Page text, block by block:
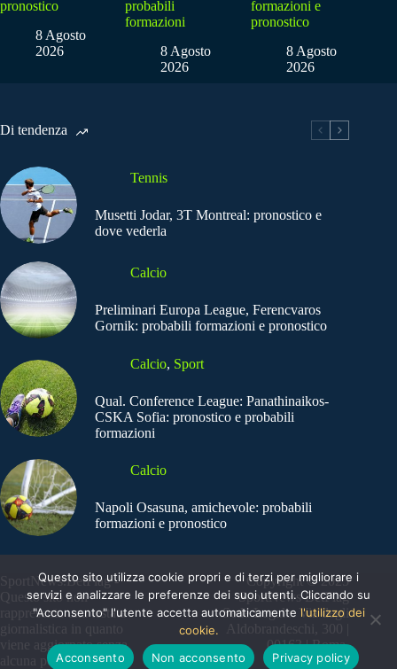
pronostico
8 Agosto
2026
probabili
formazioni
8 Agosto
2026
formazioni e
pronostico
8 Agosto
2026
Di tendenza
Tennis
Musetti Jodar, 3T Montreal: pronostico e
dove vederla
Calcio
Preliminari Europa League, Ferencvaros
Gornik: probabili formazioni e pronostico
Calcio, Sport
Qual. Conference League: Panathinaikos-
CSKA Sofia: pronostico e probabili
formazioni
Calcio
Napoli Osasuna, amichevole: probabili
formazioni e pronostico
SportNews.BetFlag -
Questo sito non
rappresenta una testata
giornalistica in quanto
viene aggiornato senza
alcuna periodicità
Copyright © 2025
SportNews BetFlag
Sede Legale: Via degli
Aldobrandeschi, 300 |
00163 | Roma
Questo sito utilizza cookie propri e di terzi per migliorare i
servizi e analizzare le preferenze dei suoi utenti. Cliccando su
"Acconsento" l'utente accetta automaticamente l'utilizzo dei
cookie.
Acconsento
Non acconsento Privacy policy